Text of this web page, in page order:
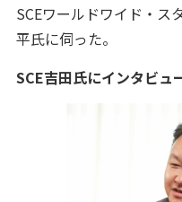
SCEワールドワイド・ス
平氏に伺った。
SCE吉田氏にインタビュ